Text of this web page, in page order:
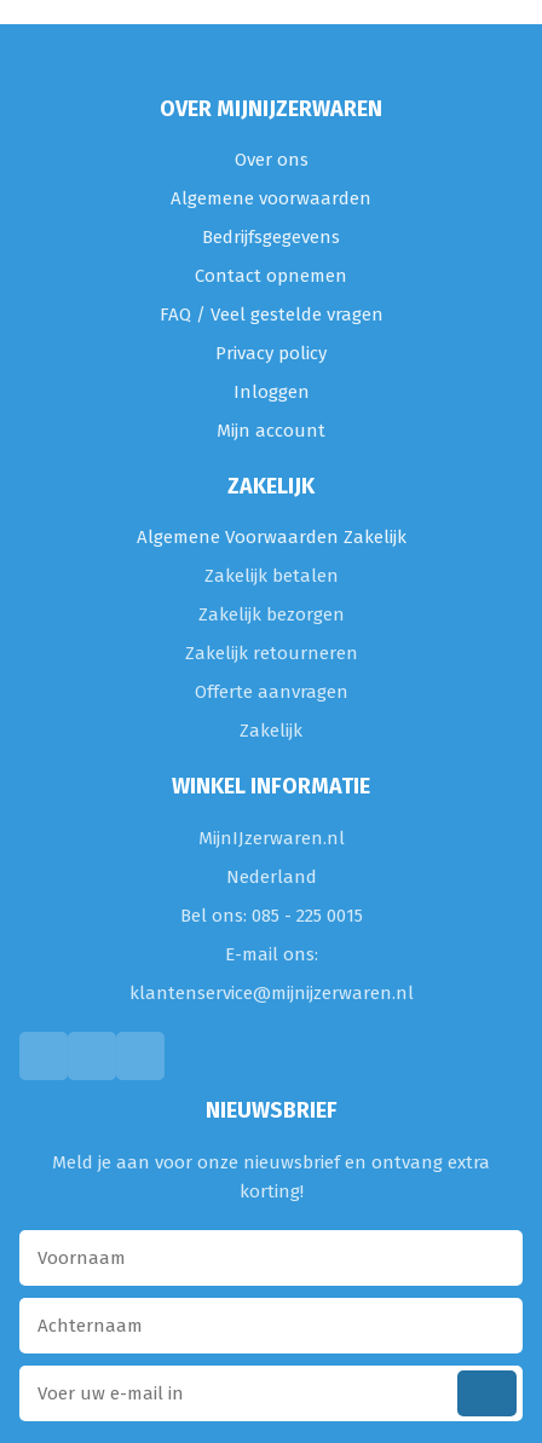
OVER MIJNIJZERWAREN
Over ons
Algemene voorwaarden
Bedrijfsgegevens
Contact opnemen
FAQ / Veel gestelde vragen
Privacy policy
Inloggen
Mijn account
ZAKELIJK
Algemene Voorwaarden Zakelijk
Zakelijk betalen
Zakelijk bezorgen
Zakelijk retourneren
Offerte aanvragen
Zakelijk
WINKEL INFORMATIE
MijnIJzerwaren.nl
Nederland
Bel ons: 085 - 225 0015
E-mail ons:
klantenservice@mijnijzerwaren.nl
NIEUWSBRIEF
Meld je aan voor onze nieuwsbrief en ontvang extra
korting!